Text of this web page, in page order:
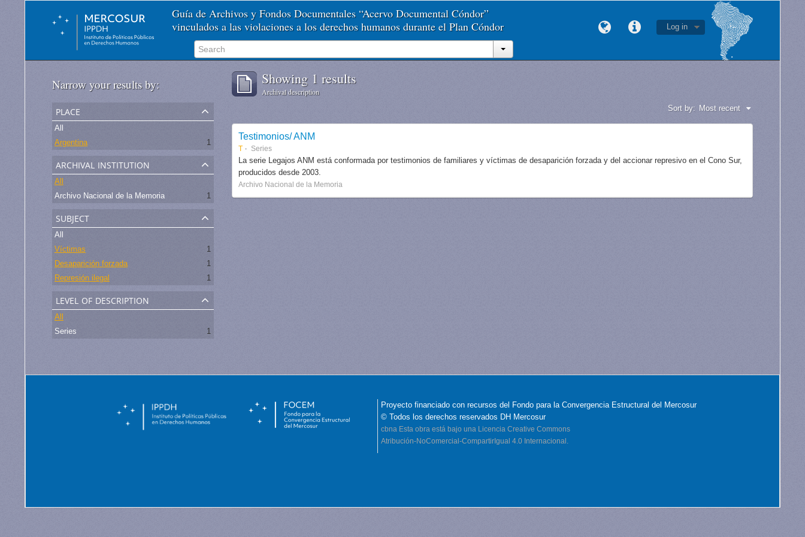
Guía de Archivos y Fondos Documentales “Acervo Documental Cóndor”
vinculados a las violaciones a los derechos humanos durante el Plan Cóndor
Log in
Narrow your results by:
place
All
Argentina
1
archival institution
All
Archivo Nacional de la Memoria
1
subject
All
Víctimas
1
Desaparición forzada
1
Represión ilegal
1
level of description
All
Series
1
Showing 1 results
Archival description
Sort by: Most recent
Testimonios/ ANM
T Series
La serie Legajos ANM está conformada por testimonios de familiares y víctimas de desaparición forzada y del accionar represivo en el Cono Sur,
producidos desde 2003.
Archivo Nacional de la Memoria
Proyecto financiado con recursos del Fondo para la Convergencia Estructural del Mercosur
© Todos los derechos reservados DH Mercosur
cbna Esta obra está bajo una Licencia Creative Commons
Atribución-NoComercial-CompartirIgual 4.0 Internacional.